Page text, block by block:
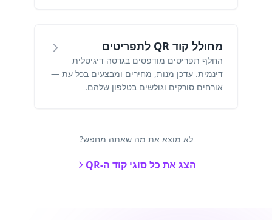
מחולל קוד QR לתפריטים
החלף תפריטים מודפסים בגרסה דיגיטלית
דינמית. עדכן מנות, מחירים ומבצעים בכל עת —
אורחים סורקים וגולשים בטלפון שלהם.
לא מוצא את מה שאתה מחפש?
הצג את כל סוגי קוד ה-QR